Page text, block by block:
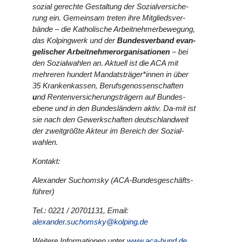
sozial gerechte Gestal­tung der Sozi­al­ver­si­che­
rung ein. Gemein­sam treten ihre Mit­glieds­ver­
bände – die Katho­li­sche Arbeit­neh­mer­be­we­gung,
das Kol­ping­werk und derBun­des­ver­band evan­
ge­li­scher Arbeit­neh­mer­or­ga­ni­sa­tio­nen – bei
den Sozi­al­wah­len an. Aktuell ist die ACA mit
mehreren hundert Mandatsträger*innen in über
35 Kran­ken­kas­sen, Berufs­ge­nos­sen­schaf­ten
und Ren­ten­ver­si­che­rungs­trä­gern auf Bun­des­
ebene und in den Bun­des­län­dern aktiv. Da-mit ist
sie nach den Gewerk­schaf­ten deutsch­land­weit
der zweit­größte Akteur im Bereich der Sozial-
wahlen.
Kontakt:
Alex­an­der Such­om­sky (ACA-Bun­des­ge­schäfts­
füh­rer)
Tel.: 0221 / 20701131, Email:
alexander.suchomsky@kolping.de